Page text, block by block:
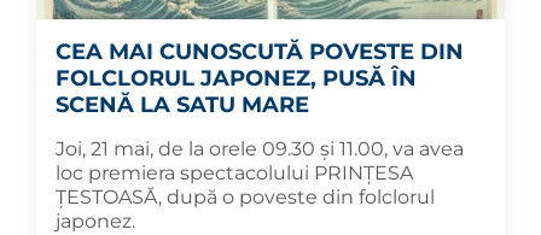
CEA MAI CUNOSCUTĂ POVESTE DIN
FOLCLORUL JAPONEZ, PUSĂ ÎN
SCENĂ LA SATU MARE
Joi, 21 mai, de la orele 09.30 și 11.00, va avea
loc premiera spectacolului PRINȚESA
ȚESTOASĂ, după o poveste din folclorul
japonez.